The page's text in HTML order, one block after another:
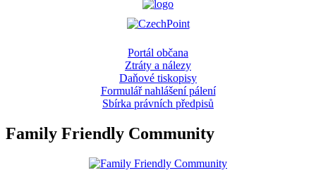
Portál občana
Ztráty a nálezy
Daňové tiskopisy
Formulář nahlášení pálení
Sbírka právních předpisů
Family Friendly Community